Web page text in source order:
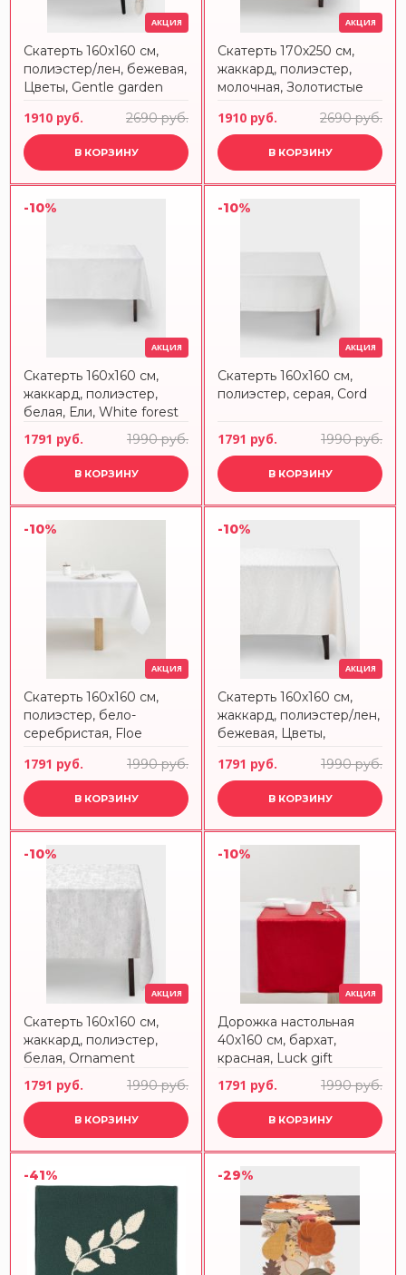
АКЦИЯ
Скатерть 160х160 см,
полиэстер/лен, бежевая,
Цветы, Gentle garden
1910 руб. 2690 руб.
В КОРЗИНУ
АКЦИЯ
Скатерть 170х250 см,
жаккард, полиэстер,
молочная, Золотистые
1910 руб. 2690 руб.
В КОРЗИНУ
-10%
АКЦИЯ
Скатерть 160х160 см,
жаккард, полиэстер,
белая, Ели, White forest
1791 руб. 1990 руб.
В КОРЗИНУ
-10%
АКЦИЯ
Скатерть 160х160 см,
полиэстер, серая, Cord
1791 руб. 1990 руб.
В КОРЗИНУ
-10%
АКЦИЯ
Скатерть 160х160 см,
полиэстер, бело-
серебристая, Floe
1791 руб. 1990 руб.
В КОРЗИНУ
-10%
АКЦИЯ
Скатерть 160х160 см,
жаккард, полиэстер/лен,
бежевая, Цветы,
1791 руб. 1990 руб.
В КОРЗИНУ
-10%
АКЦИЯ
Скатерть 160х160 см,
жаккард, полиэстер,
белая, Ornament
1791 руб. 1990 руб.
В КОРЗИНУ
-10%
АКЦИЯ
Дорожка настольная
40х160 см, бархат,
красная, Luck gift
1791 руб. 1990 руб.
В КОРЗИНУ
-41% -29%